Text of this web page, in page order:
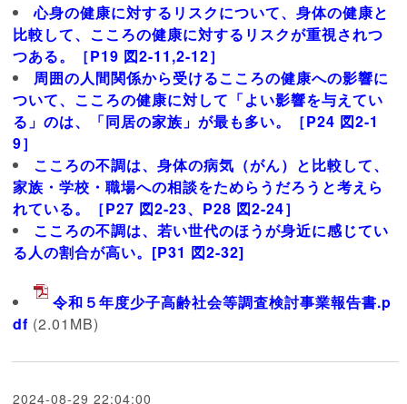
心身の健康に対するリスクについて、身体の健康と
比較して、こころの健康に対するリスクが重視されつ
つある。［P19 図2-11,2-12］
周囲の人間関係から受けるこころの健康への影響に
ついて、こころの健康に対して「よい影響を与えてい
る」のは、「同居の家族」が最も多い。［P24 図2-1
9］
こころの不調は、身体の病気（がん）と比較して、
家族・学校・職場への相談をためらうだろうと考えら
れている。［P27 図2-23、P28 図2-24］
こころの不調は、若い世代のほうが身近に感じてい
る人の割合が高い。[P31 図2-32]
令和５年度少子高齢社会等調査検討事業報告書.p
df (2.01MB)
2024-08-29 22:04:00